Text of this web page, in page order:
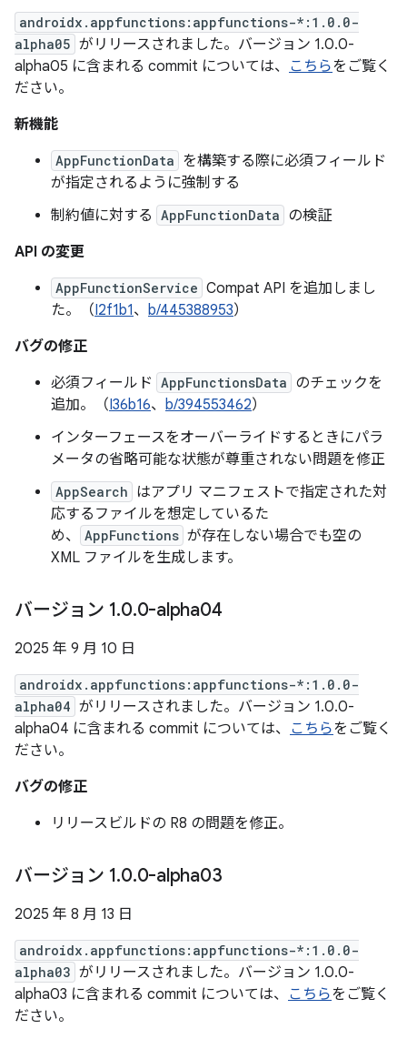
androidx.appfunctions:appfunctions-*:1.0.0-
alpha05 がリリースされました。バージョン 1.0.0-
alpha05 に含まれる commit については、 こちらをご覧く
ださい。
新機能
AppFunctionData を構築する際に必須フィールド
が指定されるように強制する
制約値に対する AppFunctionData の検証
API の変更
AppFunctionService Compat API を追加しまし
た。（I2f1b1、 b/445388953）
バグの修正
必須フィールド AppFunctionsData のチェックを
追加。（I36b16、 b/394553462）
インターフェースをオーバーライドするときにパラ
メータの省略可能な状態が尊重されない問題を修正
AppSearch はアプリ マニフェストで指定された対
応するファイルを想定しているた
め、
AppFunctions が存在しない場合でも空の
XML ファイルを生成します。
バージョン 1.0.0-alpha04
2025 年 9 月 10 日
androidx.appfunctions:appfunctions-*:1.0.0-
alpha04 がリリースされました。バージョン 1.0.0-
alpha04 に含まれる commit については、 こちらをご覧く
ださい。
バグの修正
リリースビルドの R8 の問題を修正。
バージョン 1.0.0-alpha03
2025 年 8 月 13 日
androidx.appfunctions:appfunctions-*:1.0.0-
alpha03 がリリースされました。バージョン 1.0.0-
alpha03 に含まれる commit については、 こちらをご覧く
ださい。